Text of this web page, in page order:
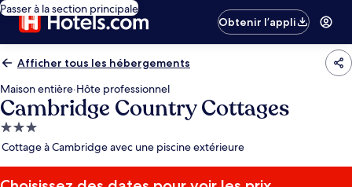
Passer à la section principale
Obtenir l’appli
Afficher tous les hébergements
Maison entière·Hôte professionnel
Cambridge Country Cottages
Hébergement
3.0 étoiles
Cottage à Cambridge avec une piscine extérieure